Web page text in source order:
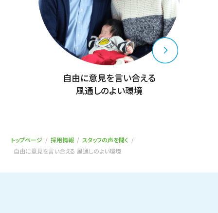
自由に意見を言い合える
風通しのよい環境
トップページ 採用情報
スタッフの声を聞く
自由に意見を言い合える 風通しのよい環境